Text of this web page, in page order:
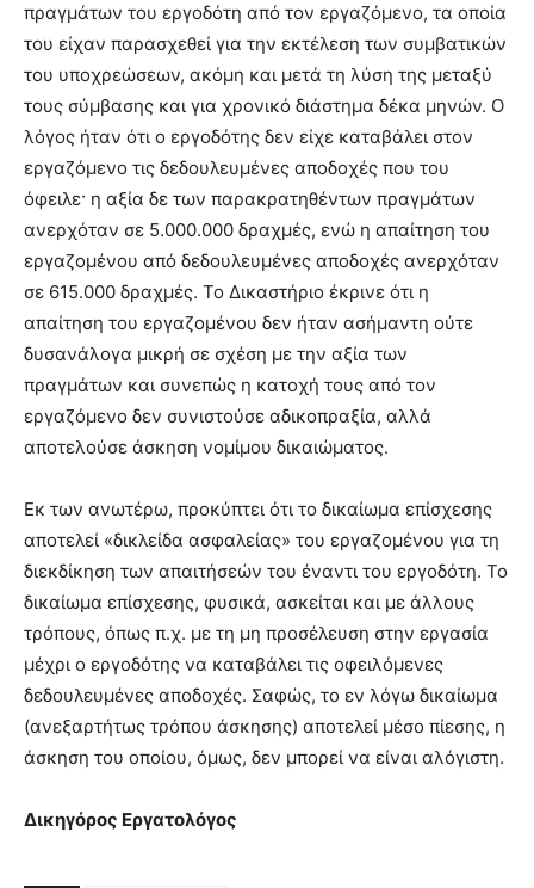
πραγμάτων του εργοδότη από τον εργαζόμενο, τα οποία
του είχαν παρασχεθεί για την εκτέλεση των συμβατικών
του υποχρεώσεων, ακόμη και μετά τη λύση της μεταξύ
τους σύμβασης και για χρονικό διάστημα δέκα μηνών. Ο
λόγος ήταν ότι ο εργοδότης δεν είχε καταβάλει στον
εργαζόμενο τις δεδουλευμένες αποδοχές που του
όφειλε· η αξία δε των παρακρατηθέντων πραγμάτων
ανερχόταν σε 5.000.000 δραχμές, ενώ η απαίτηση του
εργαζομένου από δεδουλευμένες αποδοχές ανερχόταν
σε 615.000 δραχμές. Το Δικαστήριο έκρινε ότι η
απαίτηση του εργαζομένου δεν ήταν ασήμαντη ούτε
δυσανάλογα μικρή σε σχέση με την αξία των
πραγμάτων και συνεπώς η κατοχή τους από τον
εργαζόμενο δεν συνιστούσε αδικοπραξία, αλλά
αποτελούσε άσκηση νομίμου δικαιώματος.
Εκ των ανωτέρω, προκύπτει ότι το δικαίωμα επίσχεσης
αποτελεί «δικλείδα ασφαλείας» του εργαζομένου για τη
διεκδίκηση των απαιτήσεών του έναντι του εργοδότη. Το
δικαίωμα επίσχεσης, φυσικά, ασκείται και με άλλους
τρόπους, όπως π.χ. με τη μη προσέλευση στην εργασία
μέχρι ο εργοδότης να καταβάλει τις οφειλόμενες
δεδουλευμένες αποδοχές. Σαφώς, το εν λόγω δικαίωμα
(ανεξαρτήτως τρόπου άσκησης) αποτελεί μέσο πίεσης, η
άσκηση του οποίου, όμως, δεν μπορεί να είναι αλόγιστη.
Δικηγόρος Εργατολόγος